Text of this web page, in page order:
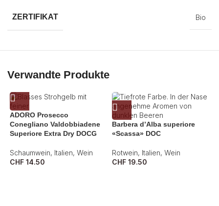
ZERTIFIKAT Bio
Verwandte Produkte
ADORO Prosecco
Conegliano Valdobbiadene
Superiore Extra Dry DOCG
Schaumwein, Italien, Wein
CHF 14.50
Barbera d’Alba superiore
«Scassa» DOC
Rotwein, Italien, Wein
CHF 19.50